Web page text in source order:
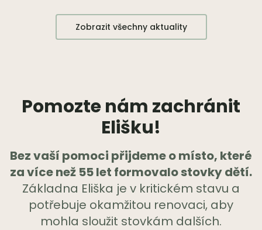
Zobrazit všechny aktuality
Pomozte nám zachránit
Elišku!
Bez vaší pomoci přijdeme o místo, které
za více než 55 let formovalo stovky dětí.
Základna Eliška je v kritickém stavu a
potřebuje okamžitou renovaci, aby
mohla sloužit stovkám dalších.